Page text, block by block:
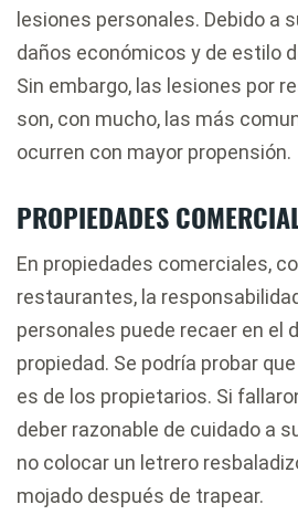
lesiones personales. Debido a
daños económicos y de estilo
Sin embargo, las lesiones por
son, con mucho, las más
ocurren con mayor propensión.
PROPIEDADES
En propiedades comerciales,
restaurantes, la
personales puede recaer en el
propiedad. Se podría probar
es de los propietarios. Si
deber razonable de cuidado a
no colocar un letrero
mojado después de trapear.